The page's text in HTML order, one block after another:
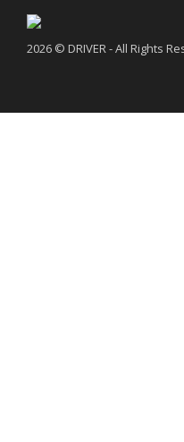
2026 © DRIVER - All Rights